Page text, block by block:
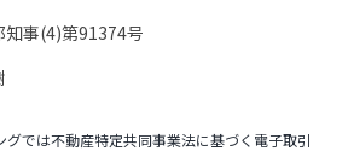
事(4)第91374号
では不動産特定共同事業法に基づく電子取引